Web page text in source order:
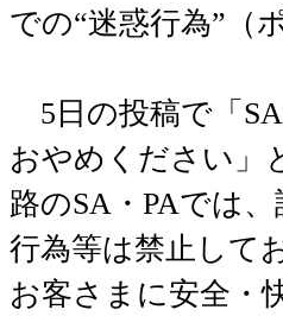
での“迷惑行為”（
5日の投稿で「
おやめください」
路のSA・PAでは
行為等は禁止して
お客さまに安全・